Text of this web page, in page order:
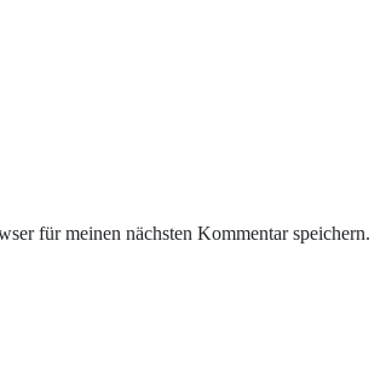
für meinen nächsten Kommentar speichern.